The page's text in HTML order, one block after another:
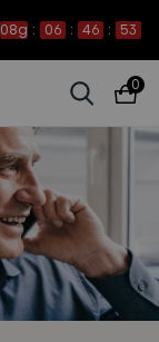
08g : 06 : 46 : 53
0